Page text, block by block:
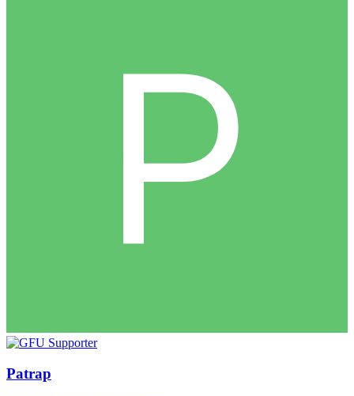
Patrap